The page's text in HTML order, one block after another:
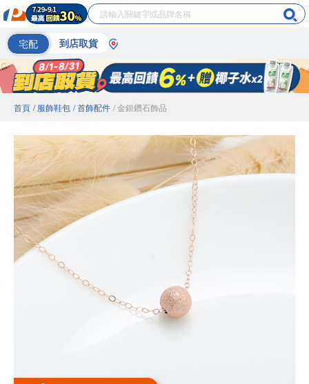
宅配 到店取貨
首頁 / 服飾鞋包 / 首飾配件 / 金銀鑽石飾品